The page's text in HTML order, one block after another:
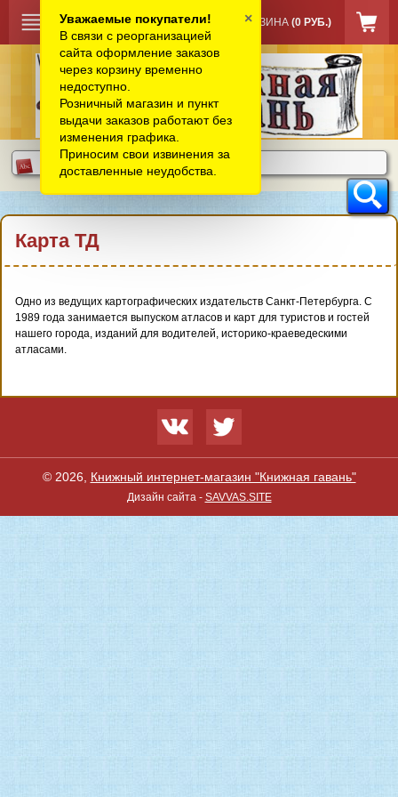
КОРЗИНА (0 РУБ.)
Карта ТД
Одно из ведущих картографических издательств Санкт-Петербурга. С
1989 года занимается выпуском атласов и карт для туристов и гостей
нашего города, изданий для водителей, историко-краеведескими
атласами.
© 2026, Книжный интернет-магазин "Книжная гавань"
Дизайн сайта - SAVVAS.SITE
Уважаемые покупатели!
В связи с реорганизацией
сайта оформление заказов
через корзину временно
недоступно.
Розничный магазин и пункт
выдачи заказов работают без
изменения графика.
Приносим свои извинения за
доставленные неудобства.
×